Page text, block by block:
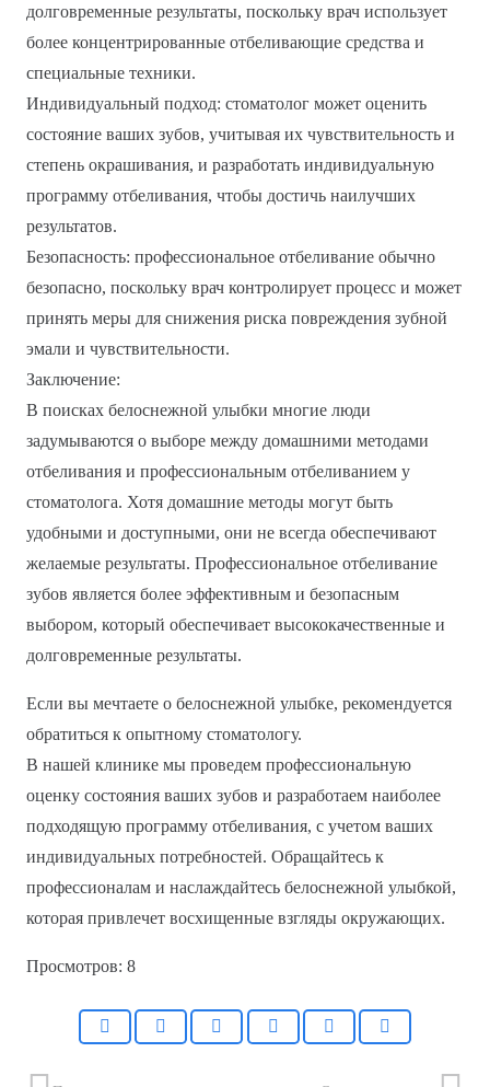
долговременные результаты, поскольку врач использует
более концентрированные отбеливающие средства и
специальные техники.
Индивидуальный подход: стоматолог может оценить
состояние ваших зубов, учитывая их чувствительность и
степень окрашивания, и разработать индивидуальную
программу отбеливания, чтобы достичь наилучших
результатов.
Безопасность: профессиональное отбеливание обычно
безопасно, поскольку врач контролирует процесс и может
принять меры для снижения риска повреждения зубной
эмали и чувствительности.
Заключение:
В поисках белоснежной улыбки многие люди
задумываются о выборе между домашними методами
отбеливания и профессиональным отбеливанием у
стоматолога. Хотя домашние методы могут быть
удобными и доступными, они не всегда обеспечивают
желаемые результаты. Профессиональное отбеливание
зубов является более эффективным и безопасным
выбором, который обеспечивает высококачественные и
долговременные результаты.
Если вы мечтаете о белоснежной улыбке, рекомендуется
обратиться к опытному стоматологу.
В нашей клинике мы проведем профессиональную
оценку состояния ваших зубов и разработаем наиболее
подходящую программу отбеливания, с учетом ваших
индивидуальных потребностей. Обращайтесь к
профессионалам и наслаждайтесь белоснежной улыбкой,
которая привлечет восхищенные взгляды окружающих.
Просмотров: 8